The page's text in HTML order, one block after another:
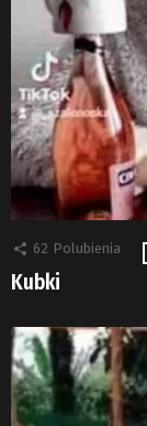
62 Polubienia
Kubki